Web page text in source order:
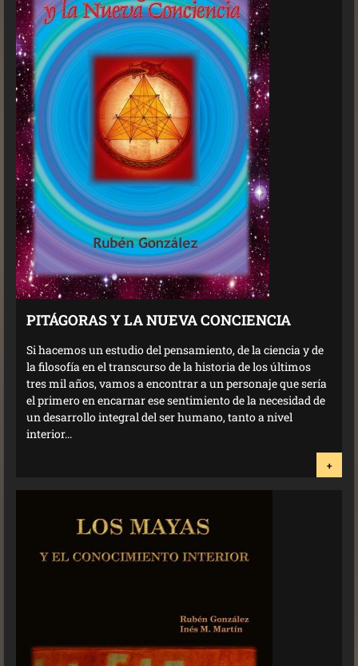
PITÁGORAS Y LA NUEVA CONCIENCIA
Si hacemos un estudio del pensamiento, de la ciencia y de
la filosofía en el transcurso de la historia de los últimos
tres mil años, vamos a encontrar a un personaje que sería
el primero en encarnar ese sentimiento de la necesidad de
un desarrollo integral del ser humano, tanto a nivel
interior...
+